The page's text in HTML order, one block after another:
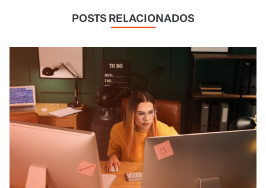
POSTS RELACIONADOS